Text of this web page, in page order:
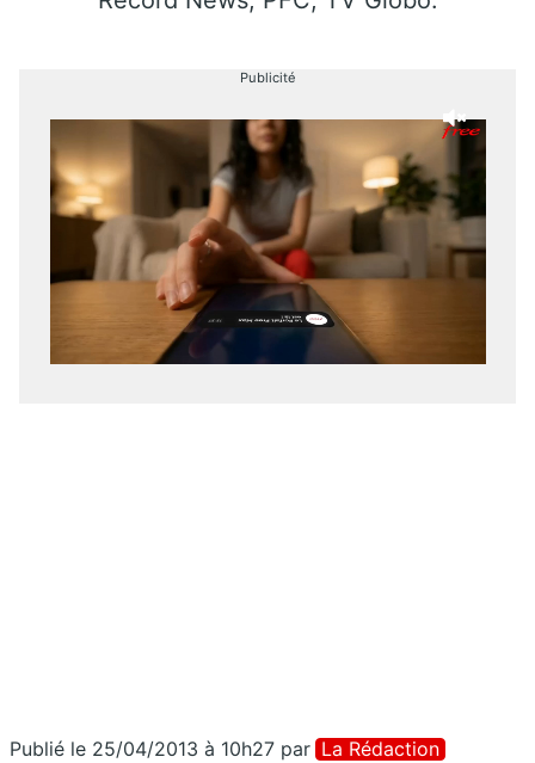
Publicité
Publié le 25/04/2013 à 10h27 par La Rédaction